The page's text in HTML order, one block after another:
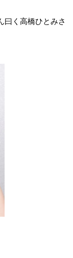
曰く高橋ひとみさ